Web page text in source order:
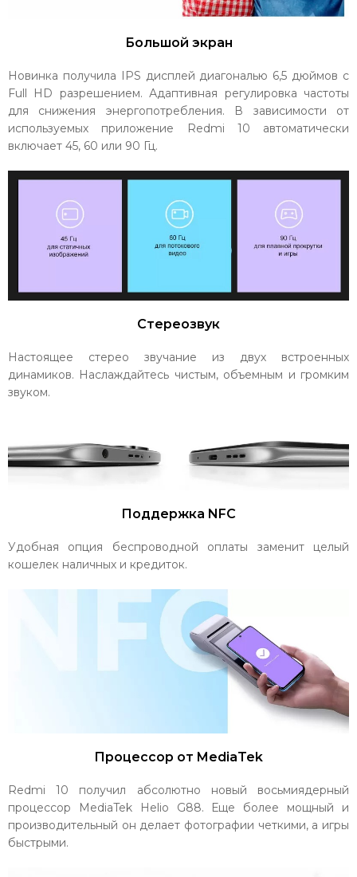
Большой экран
Новинка получила IPS дисплей диагональю 6,5 дюймов с
Full HD разрешением. Адаптивная регулировка частоты
для снижения энергопотребления. В зависимости от
используемых приложение Redmi 10 автоматически
включает 45, 60 или 90 Гц.
Стереозвук
Настоящее стерео звучание из двух встроенных
динамиков. Наслаждайтесь чистым, объемным и громким
звуком.
Поддержка NFC
Удобная опция беспроводной оплаты заменит целый
кошелек наличных и кредиток.
Процессор от MediaTek
Redmi 10 получил абсолютно новый восьмиядерный
процессор MediaTek Helio G88. Еще более мощный и
производительный он делает фотографии четкими, а игры
быстрыми.